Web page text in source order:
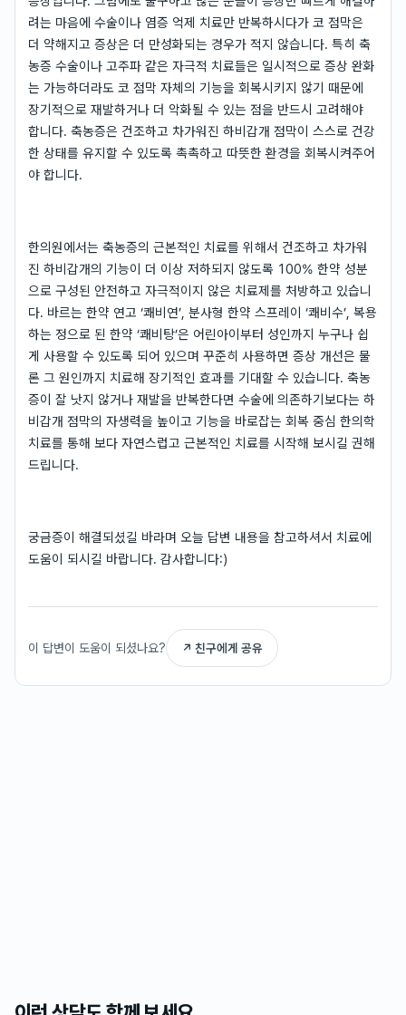
려는 마음에 수술이나 염증 억제 치료만 반복하시다가 코 점막은
더 약해지고 증상은 더 만성화되는 경우가 적지 않습니다. 특히 축
농증 수술이나 고주파 같은 자극적 치료들은 일시적으로 증상 완화
는 가능하더라도 코 점막 자체의 기능을 회복시키지 않기 때문에
장기적으로 재발하거나 더 악화될 수 있는 점을 반드시 고려해야
합니다. 축농증은 건조하고 차가워진 하비갑개 점막이 스스로 건강
한 상태를 유지할 수 있도록 촉촉하고 따뜻한 환경을 회복시켜주어
야 합니다.
한의원에서는 축농증의 근본적인 치료를 위해서 건조하고 차가워
진 하비갑개의 기능이 더 이상 저하되지 않도록 100% 한약 성분
으로 구성된 안전하고 자극적이지 않은 치료제를 처방하고 있습니
다. 바르는 한약 연고 ‘쾌비연’, 분사형 한약 스프레이 ‘쾌비수’, 복용
하는 정으로 된 한약 ‘쾌비탕’은 어린아이부터 성인까지 누구나 쉽
게 사용할 수 있도록 되어 있으며 꾸준히 사용하면 증상 개선은 물
론 그 원인까지 치료해 장기적인 효과를 기대할 수 있습니다. 축농
증이 잘 낫지 않거나 재발을 반복한다면 수술에 의존하기보다는 하
비갑개 점막의 자생력을 높이고 기능을 바로잡는 회복 중심 한의학
치료를 통해 보다 자연스럽고 근본적인 치료를 시작해 보시길 권해
드립니다.
궁금증이 해결되셨길 바라며 오늘 답변 내용을 참고하셔서 치료에
도움이 되시길 바랍니다. 감사합니다:)
이 답변이 도움이 되셨나요? ↗ 친구에게 공유